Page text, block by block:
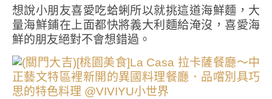
想說小朋友喜愛吃蛤蜊所以就挑這道海鮮麵，大
量海鮮鋪在上面都快將義大利麵給淹沒，喜愛海
鮮的朋友絕對不會想錯過。